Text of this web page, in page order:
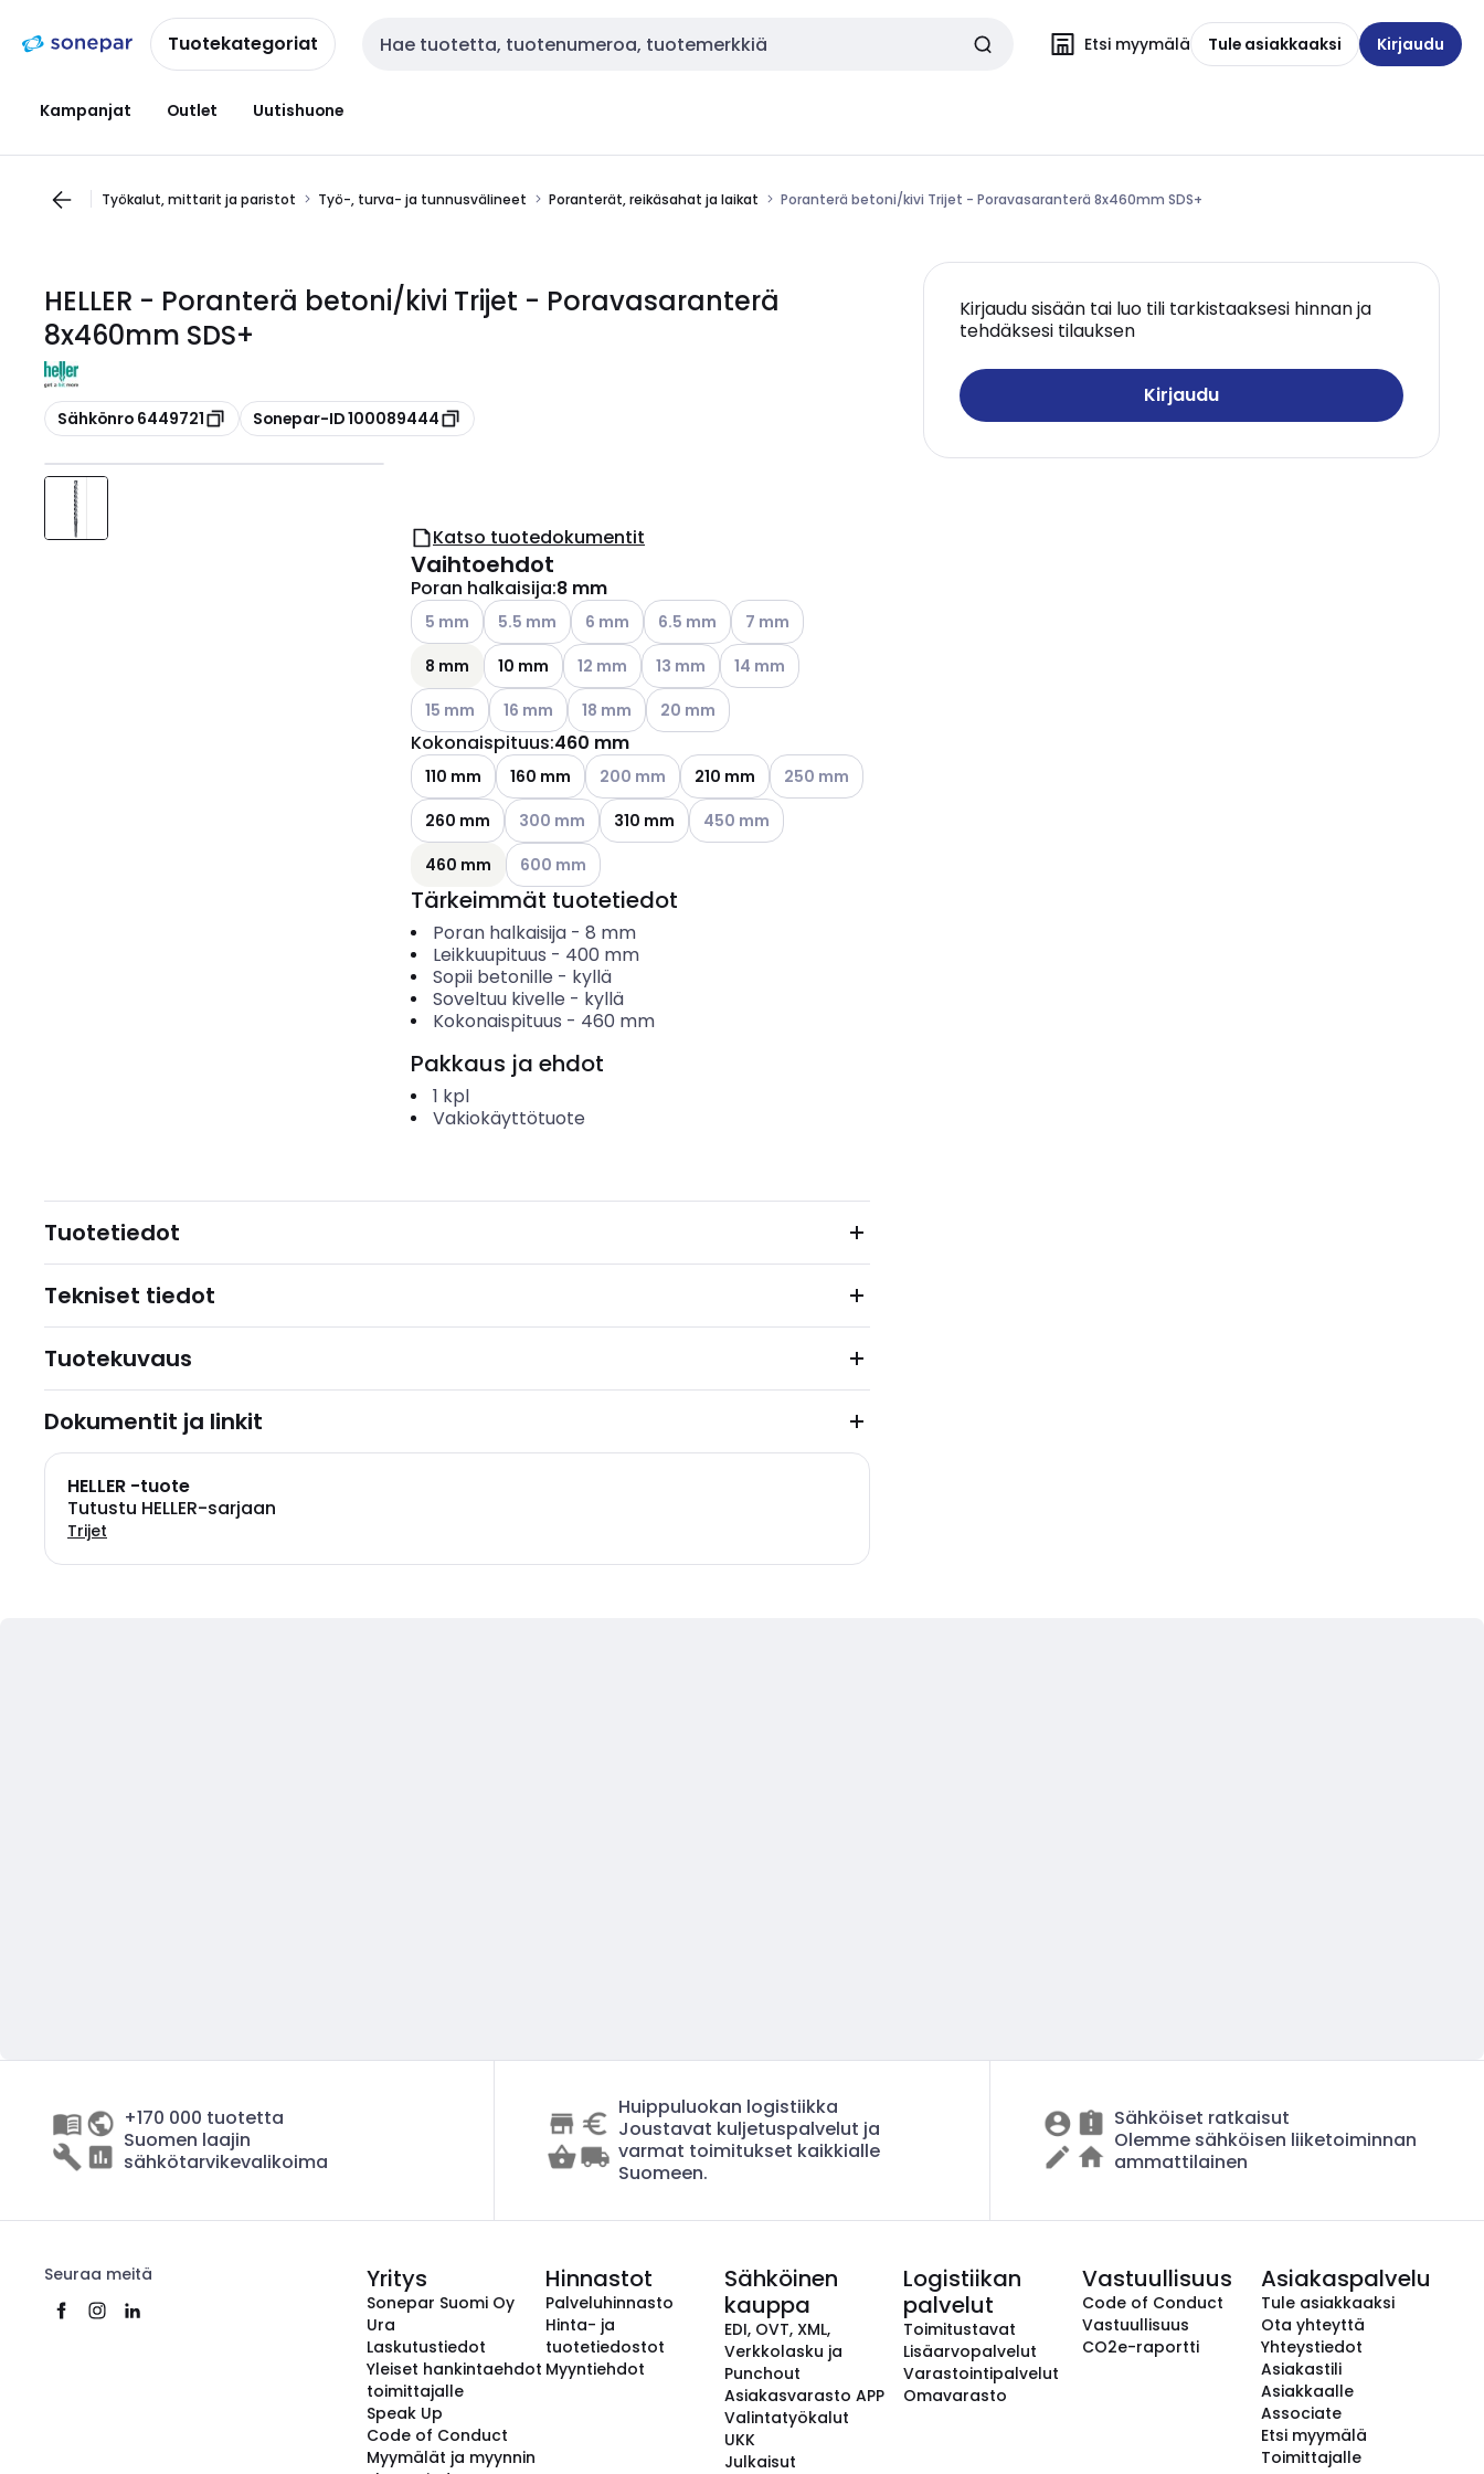
navigointiinsisältöönTuotekategoriat Haku Etsi myymälä Tule asiakkaaksi Kirjaudu
Kampanjat Outlet Uutishuone
Työkalut, mittarit ja paristot Työ-, turva- ja tunnusvälineet Poranterät, reikäsahat ja laikat Poranterä betoni/kivi Trijet - Poravasaranterä 8x460mm SDS+
HELLER - Poranterä betoni/kivi Trijet - Poravasaranterä
8x460mm SDS+
Kopioi
Sähkönro 6449721 Kopioi
Sonepar-ID 100089444
Kirjaudu sisään tai luo tili tarkistaaksesi hinnan ja
tehdäksesi tilauksen
Kirjaudu
Katso tuotedokumentit
Vaihtoehdot
Poran halkaisija:8 mm
Katso käytettävissä olevat vaihtoehdot
5 mm Katso käytettävissä olevat vaihtoehdot
5.5 mm Katso käytettävissä olevat vaihtoehdot
6 mm Katso käytettävissä olevat vaihtoehdot
6.5 mm Katso käytettävissä olevat vaihtoehdot
7 mm
8 mm
10 mm Katso käytettävissä olevat vaihtoehdot
12 mm Katso käytettävissä olevat vaihtoehdot
13 mm Katso käytettävissä olevat vaihtoehdot
14 mm
Katso käytettävissä olevat vaihtoehdot
15 mm Katso käytettävissä olevat vaihtoehdot
16 mm Katso käytettävissä olevat vaihtoehdot
18 mm Katso käytettävissä olevat vaihtoehdot
20 mm
Kokonaispituus:460 mm
110 mm 160 mm Katso käytettävissä olevat vaihtoehdot
200 mm 210 mm Katso käytettävissä olevat vaihtoehdot
250 mm
260 mm
Katso käytettävissä olevat vaihtoehdot
300 mm 310 mm Katso käytettävissä olevat vaihtoehdot
450 mm
460 mm
Katso käytettävissä olevat vaihtoehdot
600 mm
Tärkeimmät tuotetiedot
Poran halkaisija- 8 mm
Leikkuupituus - 400 mm
Sopii betonille - kyllä
Soveltuu kivelle - kyllä
Kokonaispituus - 460 mm
Pakkaus ja ehdot
1 kpl
Vakiokäyttötuote
Tuotetiedot
Tekniset tiedot
Tuotekuvaus
Dokumentit ja linkit
HELLER -tuote
Tutustu HELLER-sarjaan
Trijet
+170 000 tuotetta
Suomen laajin
sähkötarvikevalikoima
Huippuluokan logistiikka
Joustavat kuljetuspalvelut ja
varmat toimitukset kaikkialle
Suomeen.
Sähköiset ratkaisut
Olemme sähköisen liiketoiminnan
ammattilainen
Seuraa meitä Yritys
Sonepar Suomi Oy
Ura
Laskutustiedot
Yleiset hankintaehdot
toimittajalle
Speak Up
Code of Conduct
Myymälät ja myynnin
Hinnastot
Palveluhinnasto
Hinta- ja
tuotetiedostot
Myyntiehdot
Sähköinen
kauppa
EDI, OVT, XML,
Verkkolasku ja
Punchout
Asiakasvarasto APP
Valintatyökalut
UKK
Julkaisut
Logistiikan
palvelut
Toimitustavat
Lisäarvopalvelut
Varastointipalvelut
Omavarasto
Vastuullisuus
Code of Conduct
Vastuullisuus
CO2e-raportti
Asiakaspalvelu
Tule asiakkaaksi
Ota yhteyttä
Yhteystiedot
Asiakastili
Asiakkaalle
Associate
Etsi myymälä
Toimittajalle